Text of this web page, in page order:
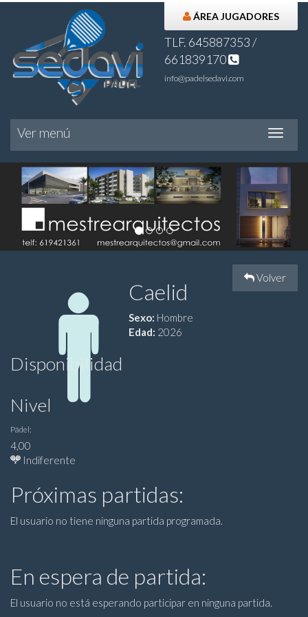
ÁREA JUGADORES
TLF. 645887353 /
661839170
info@padelsedavi.com
Ver
Ver menú
Volver
Caelid
Sexo: Hombre
Edad: 2026
Disponibilidad
Nivel
Pádel:
4,00
Indiferente
Próximas partidas:
El usuario no tiene ninguna partida programada.
En espera de partida:
El usuario no está esperando participar en ninguna partida.